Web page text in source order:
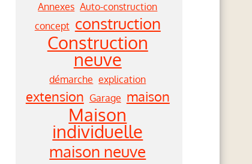
Annexes Auto-construction
concept construction
Construction
neuve
démarche explication
extension Garage maison
Maison
individuelle
maison neuve